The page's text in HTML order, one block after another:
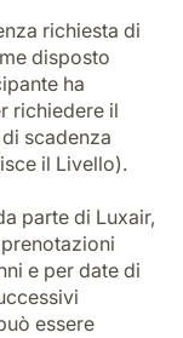
richiesta di
disposto
ha
richiedere il
scadenza
il Livello).
parte di Luxair,
e per date di
essere